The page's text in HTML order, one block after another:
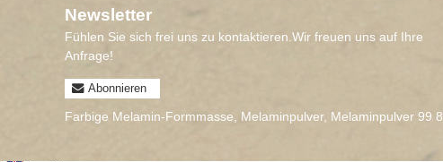
Newsletter
Fühlen Sie sich frei uns zu kontaktieren.Wir freuen uns auf Ihre
Anfrage!
Abonnieren
Farbige Melamin-Formmasse, Melaminpulver, Melaminpulver 99 8